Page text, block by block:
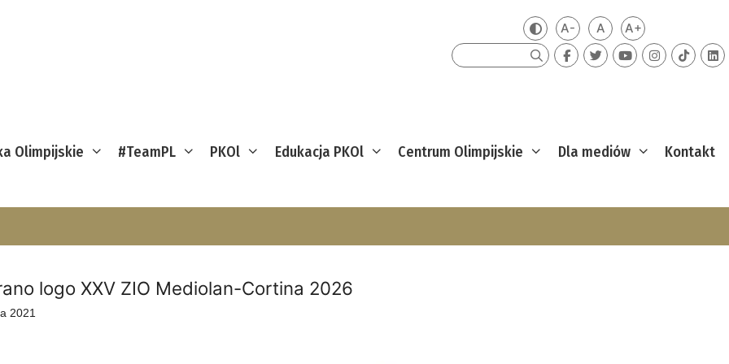
Zmień kontrast
A-Mniejsza czcionka
ADomyślna czcionka
A+Większa
Szukaj
Olimpijskie #TeamPL PKOl Edukacja PKOl Centrum Olimpijskie Dla mediów Kontakt
logo XXV ZIO Mediolan-Cortina 2026
2021